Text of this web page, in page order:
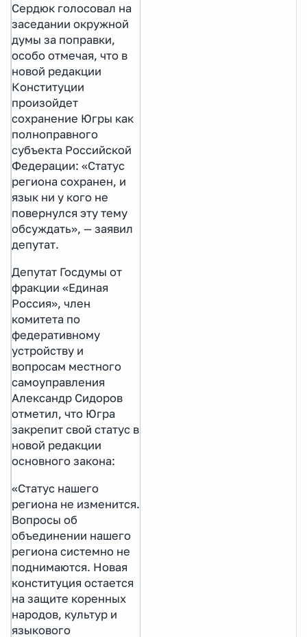
Сердюк голосовал на
заседании окружной
думы за поправки,
особо отмечая, что в
новой редакции
Конституции
произойдет
сохранение Югры как
полноправного
субъекта Российской
Федерации: «Статус
региона сохранен, и
язык ни у кого не
повернулся эту тему
обсуждать», — заявил
депутат.
Депутат Госдумы от
фракции «Единая
Россия», член
комитета по
федеративному
устройству и
вопросам местного
самоуправления
Александр Сидоров
отметил, что Югра
закрепит свой статус в
новой редакции
основного закона:
«Статус нашего
региона не изменится.
Вопросы об
объединении нашего
региона системно не
поднимаются. Новая
конституция остается
на защите коренных
народов, культур и
языкового